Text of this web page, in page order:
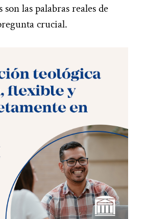
son las palabras reales de
crucial.